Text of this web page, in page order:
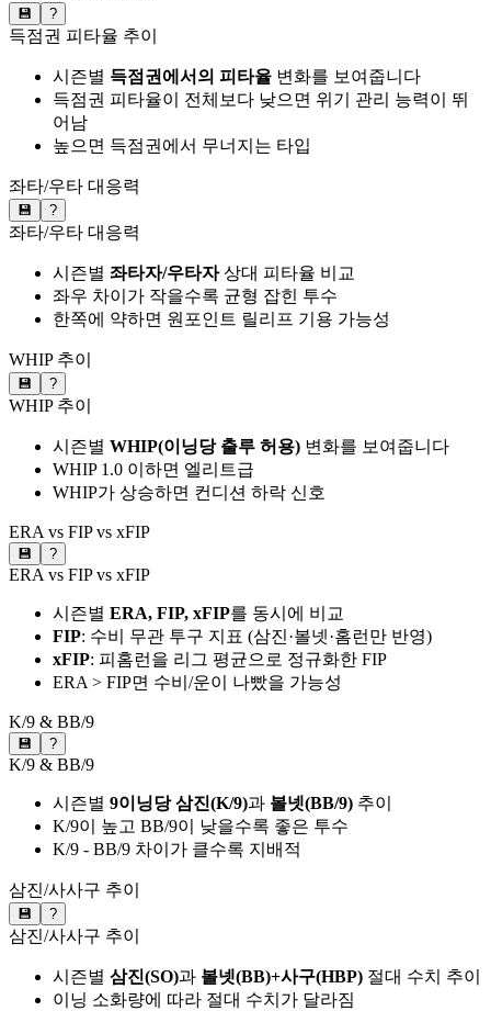
💾 ?
득점권 피타율 추이
시즌별 득점권에서의 피타율 변화를 보여줍니다
득점권 피타율이 전체보다 낮으면 위기 관리 능력이 뛰
어남
높으면 득점권에서 무너지는 타입
좌타/우타 대응력
💾 ?
좌타/우타 대응력
시즌별 좌타자/우타자상대 피타율 비교
좌우 차이가 작을수록 균형 잡힌 투수
한쪽에 약하면 원포인트 릴리프 기용 가능성
WHIP 추이
💾 ?
WHIP 추이
시즌별 WHIP(이닝당 출루 허용) 변화를 보여줍니다
WHIP 1.0 이하면 엘리트급
WHIP가 상승하면 컨디션 하락 신호
ERA vs FIP vs xFIP
💾 ?
ERA vs FIP vs xFIP
시즌별 ERA, FIP, xFIP를 동시에 비교
FIP: 수비 무관 투구 지표 (삼진·볼넷·홈런만 반영)
xFIP: 피홈런을 리그 평균으로 정규화한 FIP
ERA > FIP면 수비/운이 나빴을 가능성
K/9 & BB/9
💾 ?
K/9 & BB/9
시즌별 9이닝당 삼진(K/9)과 볼넷(BB/9) 추이
K/9이 높고 BB/9이 낮을수록 좋은 투수
K/9 - BB/9 차이가 클수록 지배적
삼진/사사구 추이
💾 ?
삼진/사사구 추이
시즌별 삼진(SO)과 볼넷(BB)+사구(HBP) 절대 수치 추이
이닝 소화량에 따라 절대 수치가 달라짐